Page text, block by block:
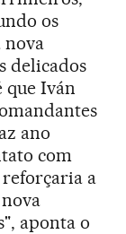
os
nova
delicados
que Iván
ano
com
reforçaria a
aponta o